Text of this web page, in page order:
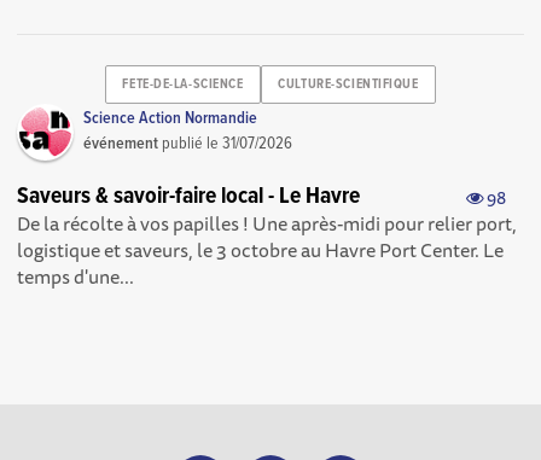
FETE-DE-LA-SCIENCE CULTURE-SCIENTIFIQUE
Science Action Normandie
événement publié le31/07/2026
98
Saveurs & savoir-faire local - Le Havre
De la récolte à vos papilles ! Une après-midi pour relier port,
logistique et saveurs, le 3 octobre au Havre Port Center. Le
temps d'une...